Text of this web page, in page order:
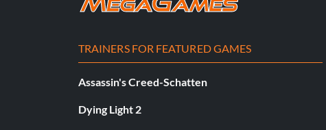
TRAINERS FOR FEATURED GAMES
Assassin's Creed-Schatten
Dying Light 2